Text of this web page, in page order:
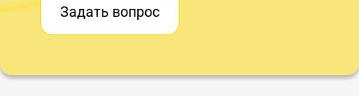
Задать вопрос